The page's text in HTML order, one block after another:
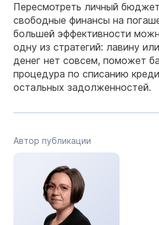
Пересмотреть личный
свободные финансы на
большей эффективности
одну из стратегий: лавину
денег нет совсем, поможет
процедура по списанию
остальных задолженностей.
Автор публикации